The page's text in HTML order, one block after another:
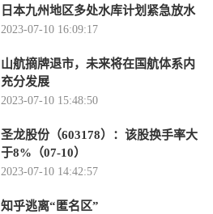
日本九州地区多处水库计划紧急放水
2023-07-10 16:09:17
山航摘牌退市，未来将在国航体系内
充分发展
2023-07-10 15:48:50
圣龙股份（603178）：该股换手率大
于8%（07-10）
2023-07-10 14:42:57
知乎逃离“匿名区”